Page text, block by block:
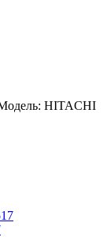
HITACHI